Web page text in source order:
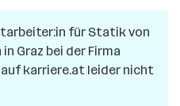
in
Steiermark
für Statik von
in Graz bei der Firma
karriere.at leider nicht